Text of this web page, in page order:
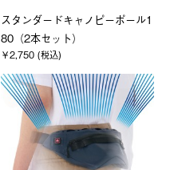
スタンダードキャノピーポール1
80（2本セット）
￥2,750 (税込)